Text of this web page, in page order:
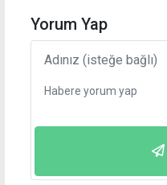
Yorum Yap